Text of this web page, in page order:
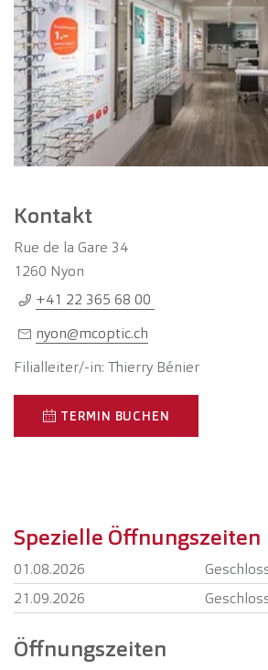
Kontakt
Rue de la Gare 34
1260 Nyon
+41 22 365 68 00
nyon@mcoptic.ch
Filialleiter/-in: Thierry Bénier
TERMIN BUCHEN
Spezielle Öffnungszeiten
01.08.2026
21.09.2026
Öffnungszeiten